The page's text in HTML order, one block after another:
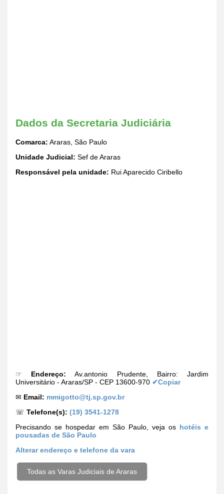
Dados da Secretaria Judiciária
Comarca: Araras, São Paulo
Unidade Judicial: Sef de Araras
Responsável pela unidade: Rui Aparecido Ciribello
☞ Endereço: Av.antonio Prudente, Bairro: Jardim
Universitário - Araras/SP - CEP 13600-970 ✔Copiar
✉ Email: mmigotto@tj.sp.gov.br
☏ Telefone(s): (19) 3541-1278
Precisando se hospedar em São Paulo, veja os hotéis e
pousadas de São Paulo
Alterarendereço e telefone da vara
Todas as Varas Judiciais de Araras